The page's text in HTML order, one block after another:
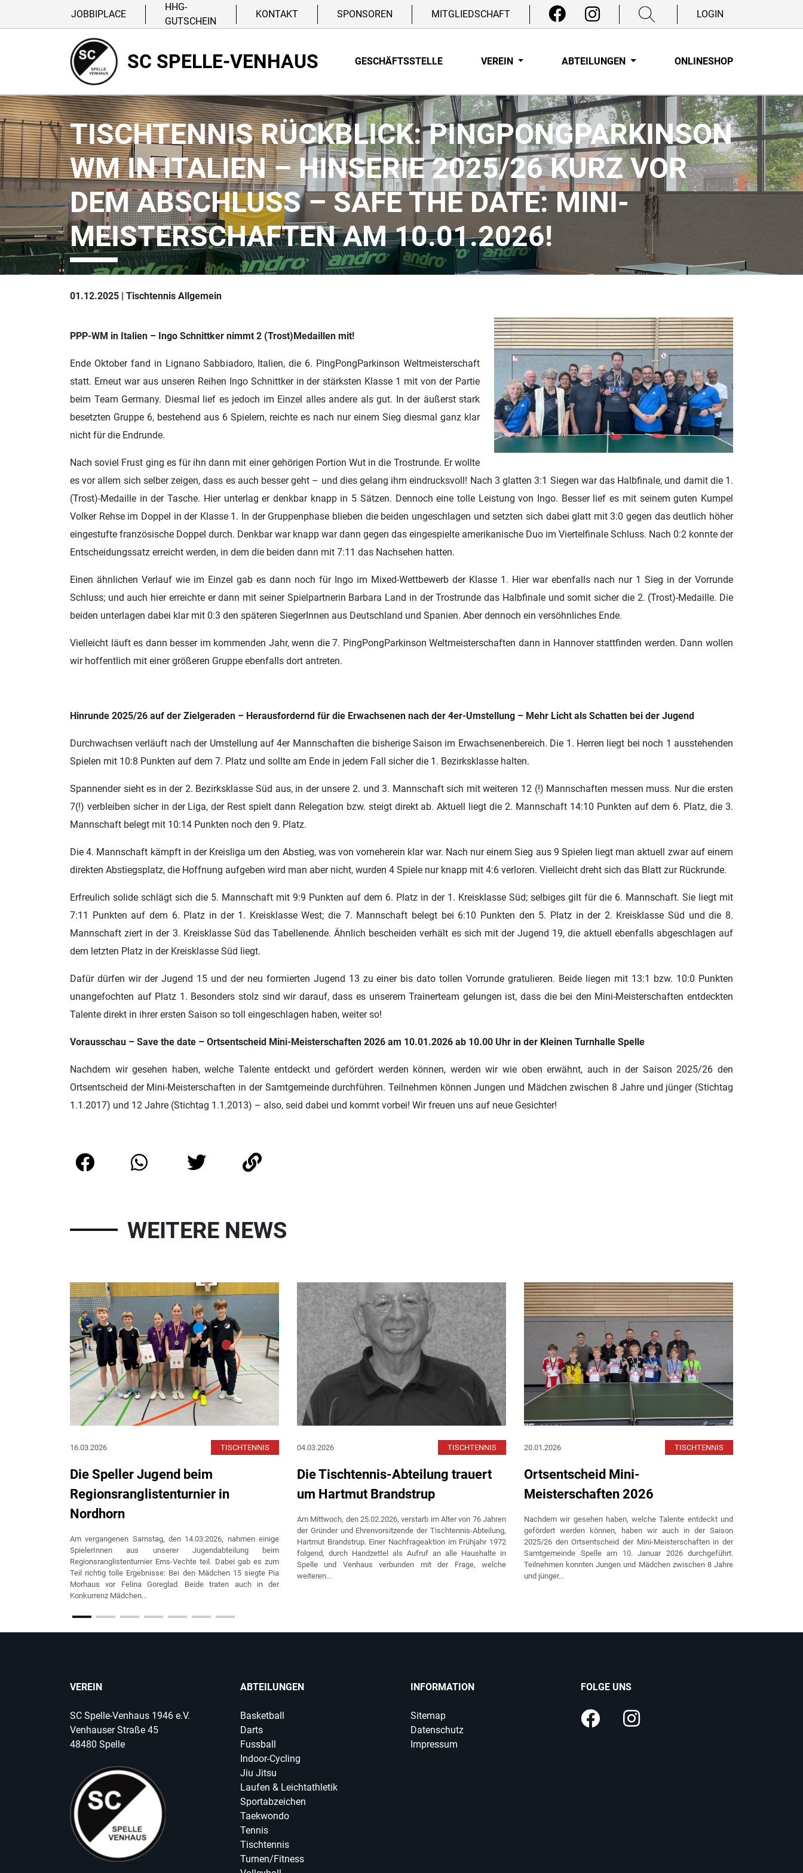
JOBBIPLACE
HHG-
GUTSCHEIN
KONTAKT SPONSOREN MITGLIEDSCHAFT LOGIN
SC SPELLE-VENHAUS GESCHÄFTSSTELLE VEREIN ABTEILUNGEN ONLINESHOP
TISCHTENNIS RÜCKBLICK: PINGPONGPARKINSON
WM IN ITALIEN – HINSERIE 2025/26 KURZ VOR
DEM ABSCHLUSS – SAFE THE DATE: MINI-
MEISTERSCHAFTEN AM 10.01.2026!
01.12.2025 | Tischtennis Allgemein
PPP-WM in Italien – Ingo Schnittker nimmt 2 (Trost)Medaillen mit!
Ende Oktober fand in Lignano Sabbiadoro, Italien, die 6. PingPongParkinson Weltmeisterschaft
statt. Erneut war aus unseren Reihen Ingo Schnittker in der stärksten Klasse 1 mit von der Partie
beim Team Germany. Diesmal lief es jedoch im Einzel alles andere als gut. In der äußerst stark
besetzten Gruppe 6, bestehend aus 6 Spielern, reichte es nach nur einem Sieg diesmal ganz klar
nicht für die Endrunde.
Nach soviel Frust ging es für ihn dann mit einer gehörigen Portion Wut in die Trostrunde. Er wollte
es vor allem sich selber zeigen, dass es auch besser geht – und dies gelang ihm eindrucksvoll! Nach 3 glatten 3:1 Siegen war das Halbfinale, und damit die 1.
(Trost)-Medaille in der Tasche. Hier unterlag er denkbar knapp in 5 Sätzen. Dennoch eine tolle Leistung von Ingo. Besser lief es mit seinem guten Kumpel
Volker Rehse im Doppel in der Klasse 1. In der Gruppenphase blieben die beiden ungeschlagen und setzten sich dabei glatt mit 3:0 gegen das deutlich höher
eingestufte französische Doppel durch. Denkbar war knapp war dann gegen das eingespielte amerikanische Duo im Viertelfinale Schluss. Nach 0:2 konnte der
Entscheidungssatz erreicht werden, in dem die beiden dann mit 7:11 das Nachsehen hatten.
Einen ähnlichen Verlauf wie im Einzel gab es dann noch für Ingo im Mixed-Wettbewerb der Klasse 1. Hier war ebenfalls nach nur 1 Sieg in der Vorrunde
Schluss; und auch hier erreichte er dann mit seiner Spielpartnerin Barbara Land in der Trostrunde das Halbfinale und somit sicher die 2. (Trost)-Medaille. Die
beiden unterlagen dabei klar mit 0:3 den späteren SiegerInnen aus Deutschland und Spanien. Aber dennoch ein versöhnliches Ende.
Vielleicht läuft es dann besser im kommenden Jahr, wenn die 7. PingPongParkinson Weltmeisterschaften dann in Hannover stattfinden werden. Dann wollen
wir hoffentlich mit einer größeren Gruppe ebenfalls dort antreten.
Hinrunde 2025/26 auf der Zielgeraden – Herausfordernd für die Erwachsenen nach der 4er-Umstellung – Mehr Licht als Schatten bei der Jugend
Durchwachsen verläuft nach der Umstellung auf 4er Mannschaften die bisherige Saison im Erwachsenenbereich. Die 1. Herren liegt bei noch 1 ausstehenden
Spielen mit 10:8 Punkten auf dem 7. Platz und sollte am Ende in jedem Fall sicher die 1. Bezirksklasse halten.
Spannender sieht es in der 2. Bezirksklasse Süd aus, in der unsere 2. und 3. Mannschaft sich mit weiteren 12 (!) Mannschaften messen muss. Nur die ersten
7(!) verbleiben sicher in der Liga, der Rest spielt dann Relegation bzw. steigt direkt ab. Aktuell liegt die 2. Mannschaft 14:10 Punkten auf dem 6. Platz, die 3.
Mannschaft belegt mit 10:14 Punkten noch den 9. Platz.
Die 4. Mannschaft kämpft in der Kreisliga um den Abstieg, was von vorneherein klar war. Nach nur einem Sieg aus 9 Spielen liegt man aktuell zwar auf einem
direkten Abstiegsplatz, die Hoffnung aufgeben wird man aber nicht, wurden 4 Spiele nur knapp mit 4:6 verloren. Vielleicht dreht sich das Blatt zur Rückrunde.
Erfreulich solide schlägt sich die 5. Mannschaft mit 9:9 Punkten auf dem 6. Platz in der 1. Kreisklasse Süd; selbiges gilt für die 6. Mannschaft. Sie liegt mit
7:11 Punkten auf dem 6. Platz in der 1. Kreisklasse West; die 7. Mannschaft belegt bei 6:10 Punkten den 5. Platz in der 2. Kreisklasse Süd und die 8.
Mannschaft ziert in der 3. Kreisklasse Süd das Tabellenende. Ähnlich bescheiden verhält es sich mit der Jugend 19, die aktuell ebenfalls abgeschlagen auf
dem letzten Platz in der Kreisklasse Süd liegt.
Dafür dürfen wir der Jugend 15 und der neu formierten Jugend 13 zu einer bis dato tollen Vorrunde gratulieren. Beide liegen mit 13:1 bzw. 10:0 Punkten
unangefochten auf Platz 1. Besonders stolz sind wir darauf, dass es unserem Trainerteam gelungen ist, dass die bei den Mini-Meisterschaften entdeckten
Talente direkt in ihrer ersten Saison so toll eingeschlagen haben, weiter so!
Vorausschau – Save the date – Ortsentscheid Mini-Meisterschaften 2026 am 10.01.2026 ab 10.00 Uhr in der Kleinen Turnhalle Spelle
Nachdem wir gesehen haben, welche Talente entdeckt und gefördert werden können, werden wir wie oben erwähnt, auch in der Saison 2025/26 den
Ortsentscheid der Mini-Meisterschaften in der Samtgemeinde durchführen. Teilnehmen können Jungen und Mädchen zwischen 8 Jahre und jünger (Stichtag
1.1.2017) und 12 Jahre (Stichtag 1.1.2013) – also, seid dabei und kommt vorbei! Wir freuen uns auf neue Gesichter!
WEITERE NEWS
16.03.2026 TISCHTENNIS
Die Speller Jugend beim
Regionsranglistenturnier in
Nordhorn
Am vergangenen Samstag, den 14.03.2026, nahmen einige
SpielerInnen aus unserer Jugendabteilung beim
Regionsranglistenturnier Ems-Vechte teil. Dabei gab es zum
Teil richtig tolle Ergebnisse: Bei den Mädchen 15 siegte Pia
Morhaus vor Felina Goreglad. Beide traten auch in der
Konkurrenz Mädchen...
04.03.2026 TISCHTENNIS
Die Tischtennis-Abteilung trauert
um Hartmut Brandstrup
Am Mittwoch, den 25.02.2026, verstarb im Alter von 76 Jahren
der Gründer und Ehrenvorsitzende der Tischtennis-Abteilung,
Hartmut Brandstrup. Einer Nachfrageaktion im Frühjahr 1972
folgend, durch Handzettel als Aufruf an alle Haushalte in
Spelle und Venhaus verbunden mit der Frage, welche
weiteren...
20.01.2026 TISCHTENNIS
Ortsentscheid Mini-
Meisterschaften 2026
Nachdem wir gesehen haben, welche Talente entdeckt und
gefördert werden können, haben wir auch in der Saison
2025/26 den Ortsentscheid der Mini-Meisterschaften in der
Samtgemeinde Spelle am 10. Januar 2026 durchgeführt.
Teilnehmen konnten Jungen und Mädchen zwischen 8 Jahre
und jünger...
VEREIN
SC Spelle-Venhaus 1946 e.V.
Venhauser Straße 45
48480 Spelle
ABTEILUNGEN
Basketball
Darts
Fussball
Indoor-Cycling
Jiu Jitsu
Laufen & Leichtathletik
Sportabzeichen
Taekwondo
Tennis
Tischtennis
Turnen/Fitness
INFORMATION
Sitemap
Datenschutz
Impressum
FOLGE UNS